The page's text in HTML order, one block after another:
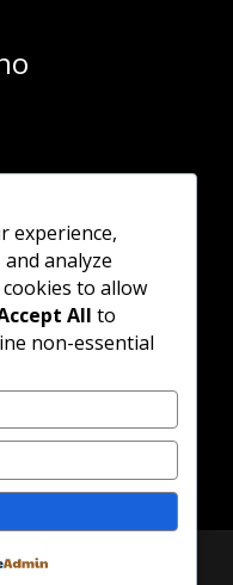
| Drevet med
experience,
analyze
to allow
All to
non-essential